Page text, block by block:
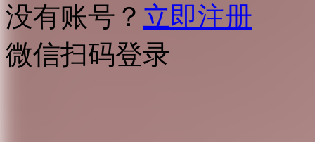
没有账号？ 立即注册
微信扫码登录